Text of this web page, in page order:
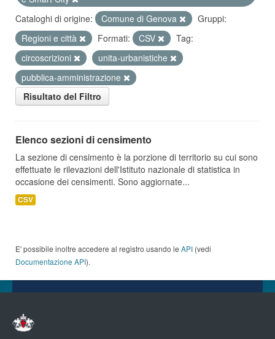
Cataloghi di origine:
Comune di Genova
Gruppi:
Regioni e città
Formati: CSV
Tag:
circoscrizioni
unita-urbanistiche
pubblica-amministrazione
Risultato del Filtro
Elenco sezioni di censimento
La sezione di censimento è la porzione di territorio su cui sono
effettuate le rilevazioni dell'Istituto nazionale di statistica in
occasione dei censimenti. Sono aggiornate...
CSV
E' possibile inoltre accedere al registro usando le API (vedi
Documentazione API).